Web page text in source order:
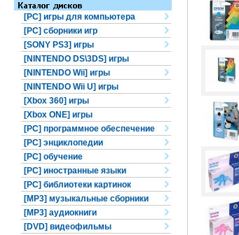
[PC] игры для компьютера
[PC] сборники игр
[SONY PS3] игры
[NINTENDO DS\3DS] игры
[NINTENDO Wii] игры
[NINTENDO Wii U] игры
[Xbox 360] игры
[Xbox ONE] игры
[PC] программное обеспечение
[PC] энциклопедии
[PC] обучение
[PC] иностранные языки
[PC] библиотеки картинок
[MP3] музыкальные сборники
[MP3] аудиокниги
[DVD] видеофильмы